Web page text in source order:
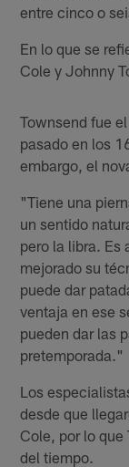
entre cinco o
En lo que se
Cole y Johnny
Townsend fue
pasado en los
embargo, el
"Tiene una
un sentido
pero la libra. Es
mejorado su
puede dar
ventaja en ese
pueden dar las
pretemporada."
Los
desde que
Cole, por lo que
del tiempo.